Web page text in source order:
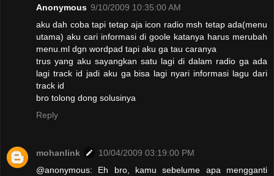
Anonymous 9/10/2009 10:35:00 AM
aku dah coba tapi tetap aja icon radio msh tetap ada(menu
utama) aku cari informasi di goole katanya harus merubah
menu.ml dgn wordpad tapi aku ga tau caranya
trus yang aku sayangkan satu lagi di dalam radio ga ada
lagi track id jadi aku ga bisa lagi nyari informasi lagu dari
track id
bro tolong dong solusinya
Reply
mohanlink
10/04/2009 03:19:00 PM
@anonymous: Eh bro, kamu sebelume apa mengganti